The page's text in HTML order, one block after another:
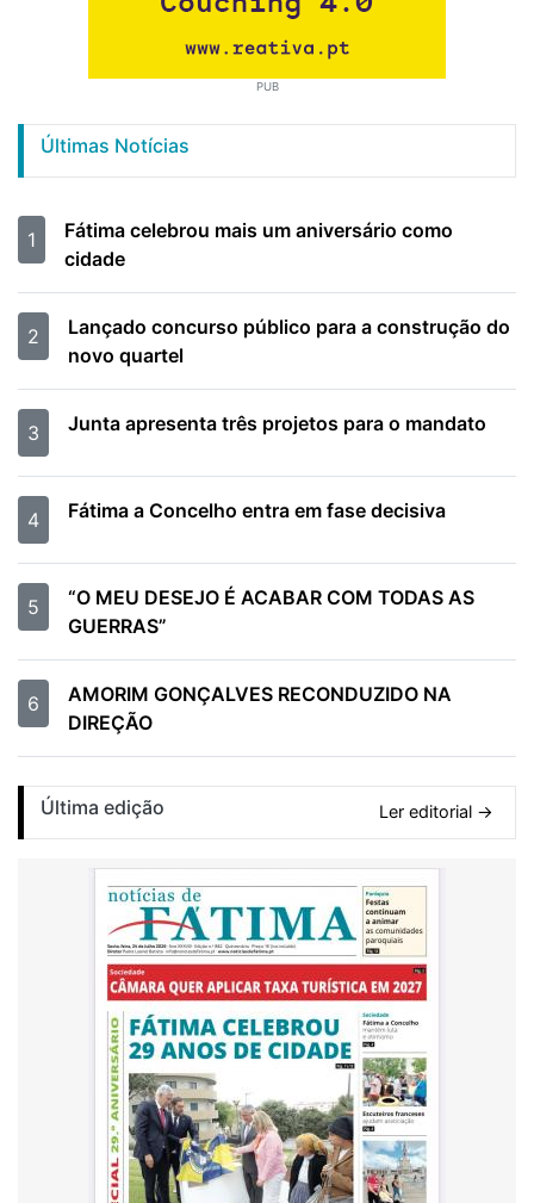
PUB
Últimas Notícias
1
Fátima celebrou mais um aniversário como
cidade
2
Lançado concurso público para a construção do
novo quartel
3 Junta apresenta três projetos para o mandato
4 Fátima a Concelho entra em fase decisiva
5
“O MEU DESEJO É ACABAR COM TODAS AS
GUERRAS”
6
AMORIM GONÇALVES RECONDUZIDO NA
DIREÇÃO
Última edição Ler editorial →